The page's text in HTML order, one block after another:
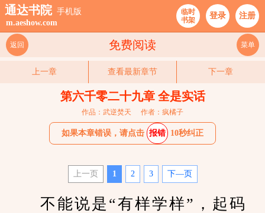
通达书院 手机版
m.aeshow.com
临时
书架
登录 注册
免费阅读
返回 菜单
上一章 查看最新章节 下一章
第六千零二十九章 全是实话
作品：武逆焚天 作者：疯橘子
如果本章错误，请点击 报错 10秒纠正
上一页 1 2 3 下—页
不能说是“有样学样”，起码